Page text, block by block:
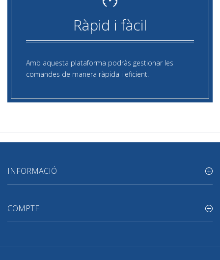
Ràpid i fàcil
Amb aquesta plataforma podràs gestionar les
comandes de manera ràpida i eficient.
INFORMACIÓ
COMPTE